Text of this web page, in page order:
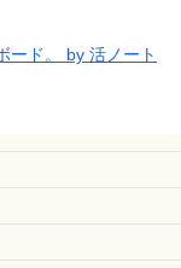
ード。 by 活ノート